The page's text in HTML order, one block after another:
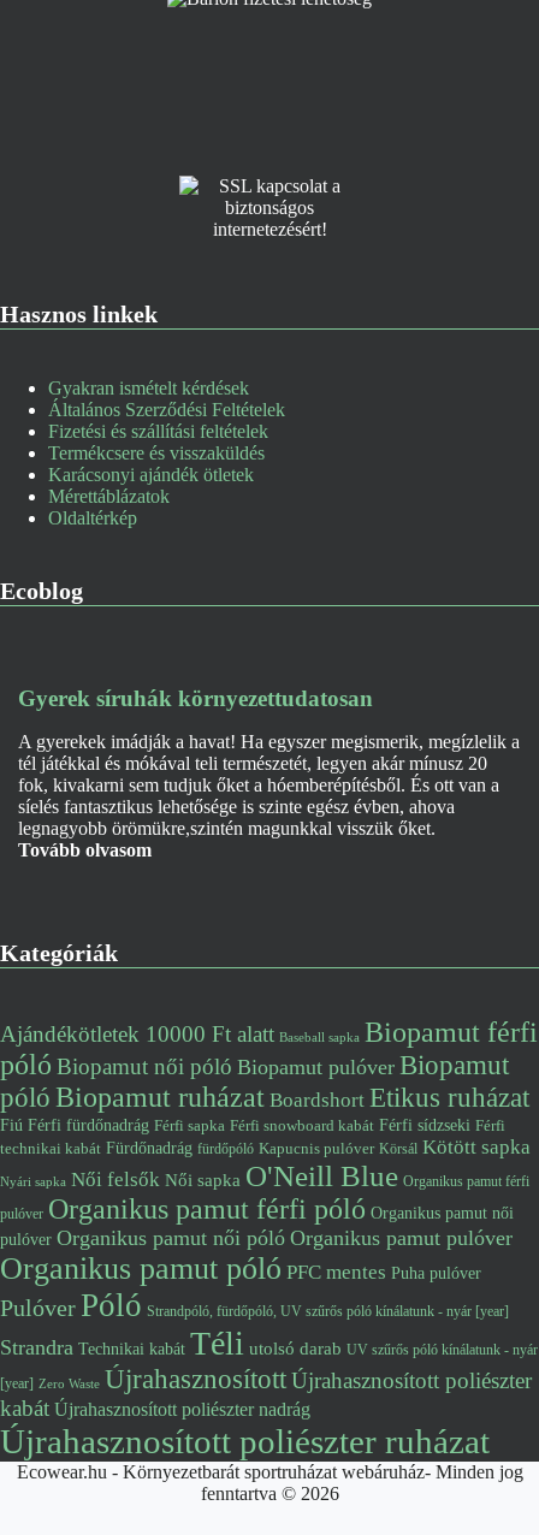
Hasznos linkek
Gyakran ismételt kérdések
Általános Szerződési Feltételek
Fizetési és szállítási feltételek
Termékcsere és visszaküldés
Karácsonyi ajándék ötletek
Mérettáblázatok
Oldaltérkép
Ecoblog
Gyerek síruhák környezettudatosan
A gyerekek imádják a havat! Ha egyszer megismerik, megízlelik a
tél játékkal és mókával teli természetét, legyen akár mínusz 20
fok, kivakarni sem tudjuk őket a hóemberépítésből. És ott van a
síelés fantasztikus lehetősége is szinte egész évben, ahova
legnagyobb örömükre,szintén magunkkal visszük őket.
Tovább olvasom
Kategóriák
Ajándékötletek 10000 Ft alatt Baseball sapka Biopamut férfi
póló Biopamut női póló Biopamut pulóver Biopamut
pólóBiopamut ruházat Boardshort Etikus ruházat
Fiú Férfi fürdőnadrág Férfi sapka Férfi snowboard kabát Férfi sídzseki Férfi
technikai kabát Fürdőnadrág fürdőpóló Kapucnis pulóver Körsál Kötött sapka
Nyári sapka Női felsők Női sapka O'Neill Blue Organikus pamut férfi
pulóver Organikus pamut férfi póló Organikus pamut női
pulóver Organikus pamut női póló Organikus pamut pulóver
Organikus pamut póló PFC mentes Puha pulóver
PulóverPóló Strandpóló, fürdőpóló, UV szűrős póló kínálatunk - nyár [year]
Strandra Technikai kabát Téli utolsó darab UV szűrős póló kínálatunk - nyár
[year] Zero Waste ÚjrahasznosítottÚjrahasznosított poliészter
kabát Újrahasznosított poliészter nadrág
Újrahasznosított poliészter ruházat
Ecowear.hu - Környezetbarát sportruházat webáruház- Minden jog
fenntartva © 2026